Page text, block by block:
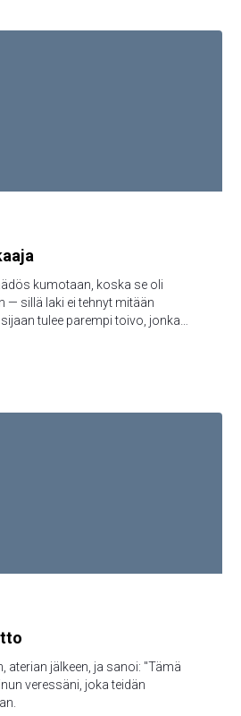
joka on valmis
kumotaan, koska se oli
— sillä laki ei tehnyt mitään
tulee parempi toivo, jonka
aterian jälkeen, ja sanoi: "Tämä
veressäni, joka teidän